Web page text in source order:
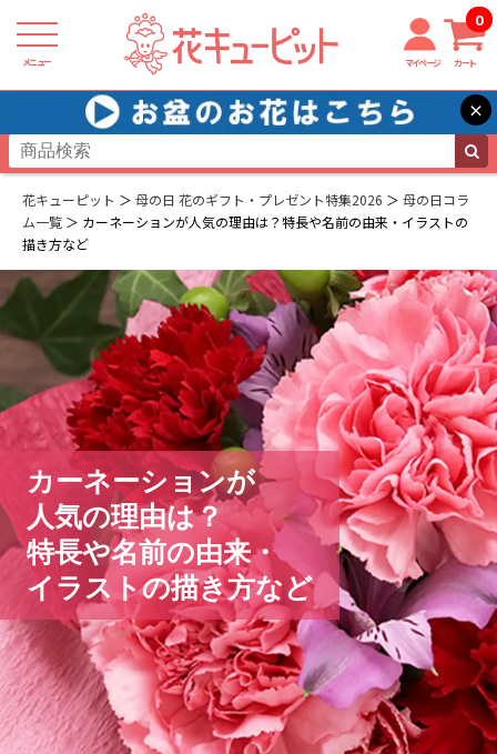
メニュー マイページ カート
0
×
花キューピット 母の日 花のギフト・プレゼント特集2026
母の日コラ
ム一覧
カーネーションが人気の理由は？特長や名前の由来・イラストの
描き方など
カーネーションが
人気の理由は？
特長や名前の由来・
イラストの描き方など